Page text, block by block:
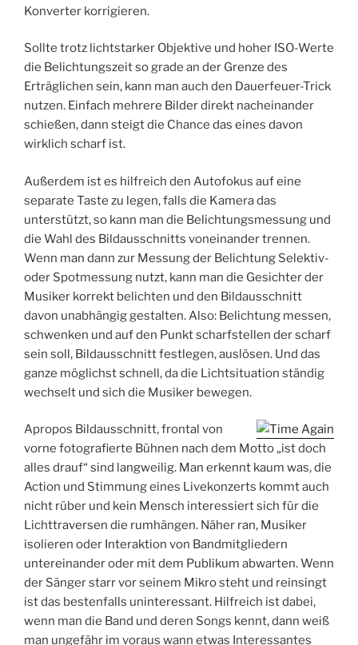
Konverter korrigieren.
Sollte trotz lichtstarker Objektive und hoher ISO-Werte
die Belichtungszeit so grade an der Grenze des
Erträglichen sein, kann man auch den Dauerfeuer-Trick
nutzen. Einfach mehrere Bilder direkt nacheinander
schießen, dann steigt die Chance das eines davon
wirklich scharf ist.
Außerdem ist es hilfreich den Autofokus auf eine
separate Taste zu legen, falls die Kamera das
unterstützt, so kann man die Belichtungsmessung und
die Wahl des Bildausschnitts voneinander trennen.
Wenn man dann zur Messung der Belichtung Selektiv-
oder Spotmessung nutzt, kann man die Gesichter der
Musiker korrekt belichten und den Bildausschnitt
davon unabhängig gestalten. Also: Belichtung messen,
schwenken und auf den Punkt scharfstellen der scharf
sein soll, Bildausschnitt festlegen, auslösen. Und das
ganze möglichst schnell, da die Lichtsituation ständig
wechselt und sich die Musiker bewegen.
Apropos Bildausschnitt, frontal von
vorne fotografierte Bühnen nach dem Motto „ist doch
alles drauf“ sind langweilig. Man erkennt kaum was, die
Action und Stimmung eines Livekonzerts kommt auch
nicht rüber und kein Mensch interessiert sich für die
Lichttraversen die rumhängen. Näher ran, Musiker
isolieren oder Interaktion von Bandmitgliedern
untereinander oder mit dem Publikum abwarten. Wenn
der Sänger starr vor seinem Mikro steht und reinsingt
ist das bestenfalls uninteressant. Hilfreich ist dabei,
wenn man die Band und deren Songs kennt, dann weiß
man ungefähr im voraus wann etwas Interessantes